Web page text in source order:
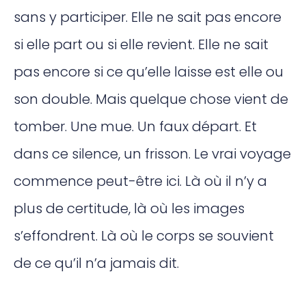
sans y participer. Elle ne sait pas encore
si elle part ou si elle revient. Elle ne sait
pas encore si ce qu’elle laisse est elle ou
son double. Mais quelque chose vient de
tomber. Une mue. Un faux départ. Et
dans ce silence, un frisson. Le vrai voyage
commence peut-être ici. Là où il n’y a
plus de certitude, là où les images
s’effondrent. Là où le corps se souvient
de ce qu’il n’a jamais dit.